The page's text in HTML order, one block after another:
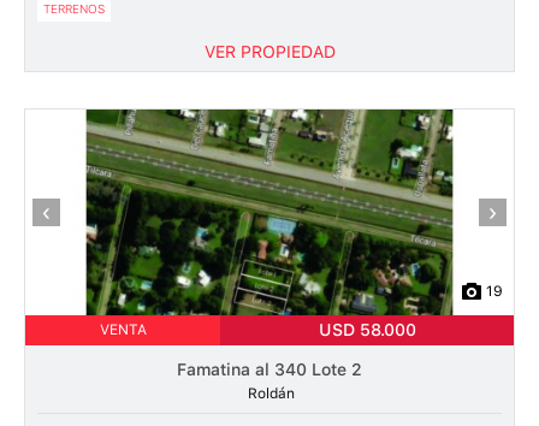
TERRENOS
VER PROPIEDAD
‹ ›
19
VENTA USD 58.000
Famatina al 340 Lote 2
Roldán